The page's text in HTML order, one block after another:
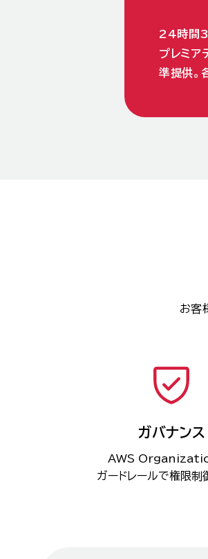
24時間
プレミア
準提供。
お客
ガバナンス
AWS
ガードレールで権限制